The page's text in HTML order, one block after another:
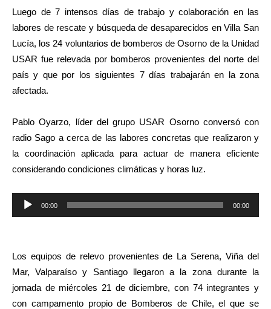
Luego de 7 intensos días de trabajo y colaboración en las
labores de rescate y búsqueda de desaparecidos en Villa San
Lucía, los 24 voluntarios de bomberos de Osorno de la Unidad
USAR fue relevada por bomberos provenientes del norte del
país y que por los siguientes 7 días trabajarán en la zona
afectada.
Pablo Oyarzo, líder del grupo USAR Osorno conversó con
radio Sago a cerca de las labores concretas que realizaron y
la coordinación aplicada para actuar de manera eficiente
considerando condiciones climáticas y horas luz.
Reproductor
de
00:00 00:00
Los equipos de relevo provenientes de La Serena, Viña del
Mar, Valparaíso y Santiago llegaron a la zona durante la
jornada de miércoles 21 de diciembre, con 74 integrantes y
con campamento propio de Bomberos de Chile, el que se